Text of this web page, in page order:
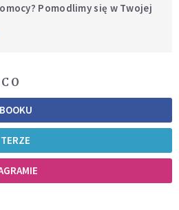
Pomodlimy się w Twojej